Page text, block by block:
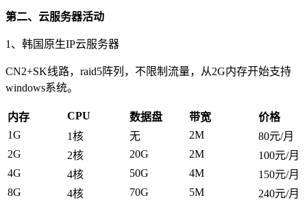
第二、云服务器活动
1、韩国原生IP云服务器
CN2+SK线路，raid5阵列，不限制流量，从2G内存开始支持
windows系统。
内存 CPU 数据盘 带宽
价格
1G
1核 无 2M
80元/月
2G
2核 20G 2M
100元/月
4G
4核 50G 4M
150元/月
8G
4核 70G 5M 240元/月